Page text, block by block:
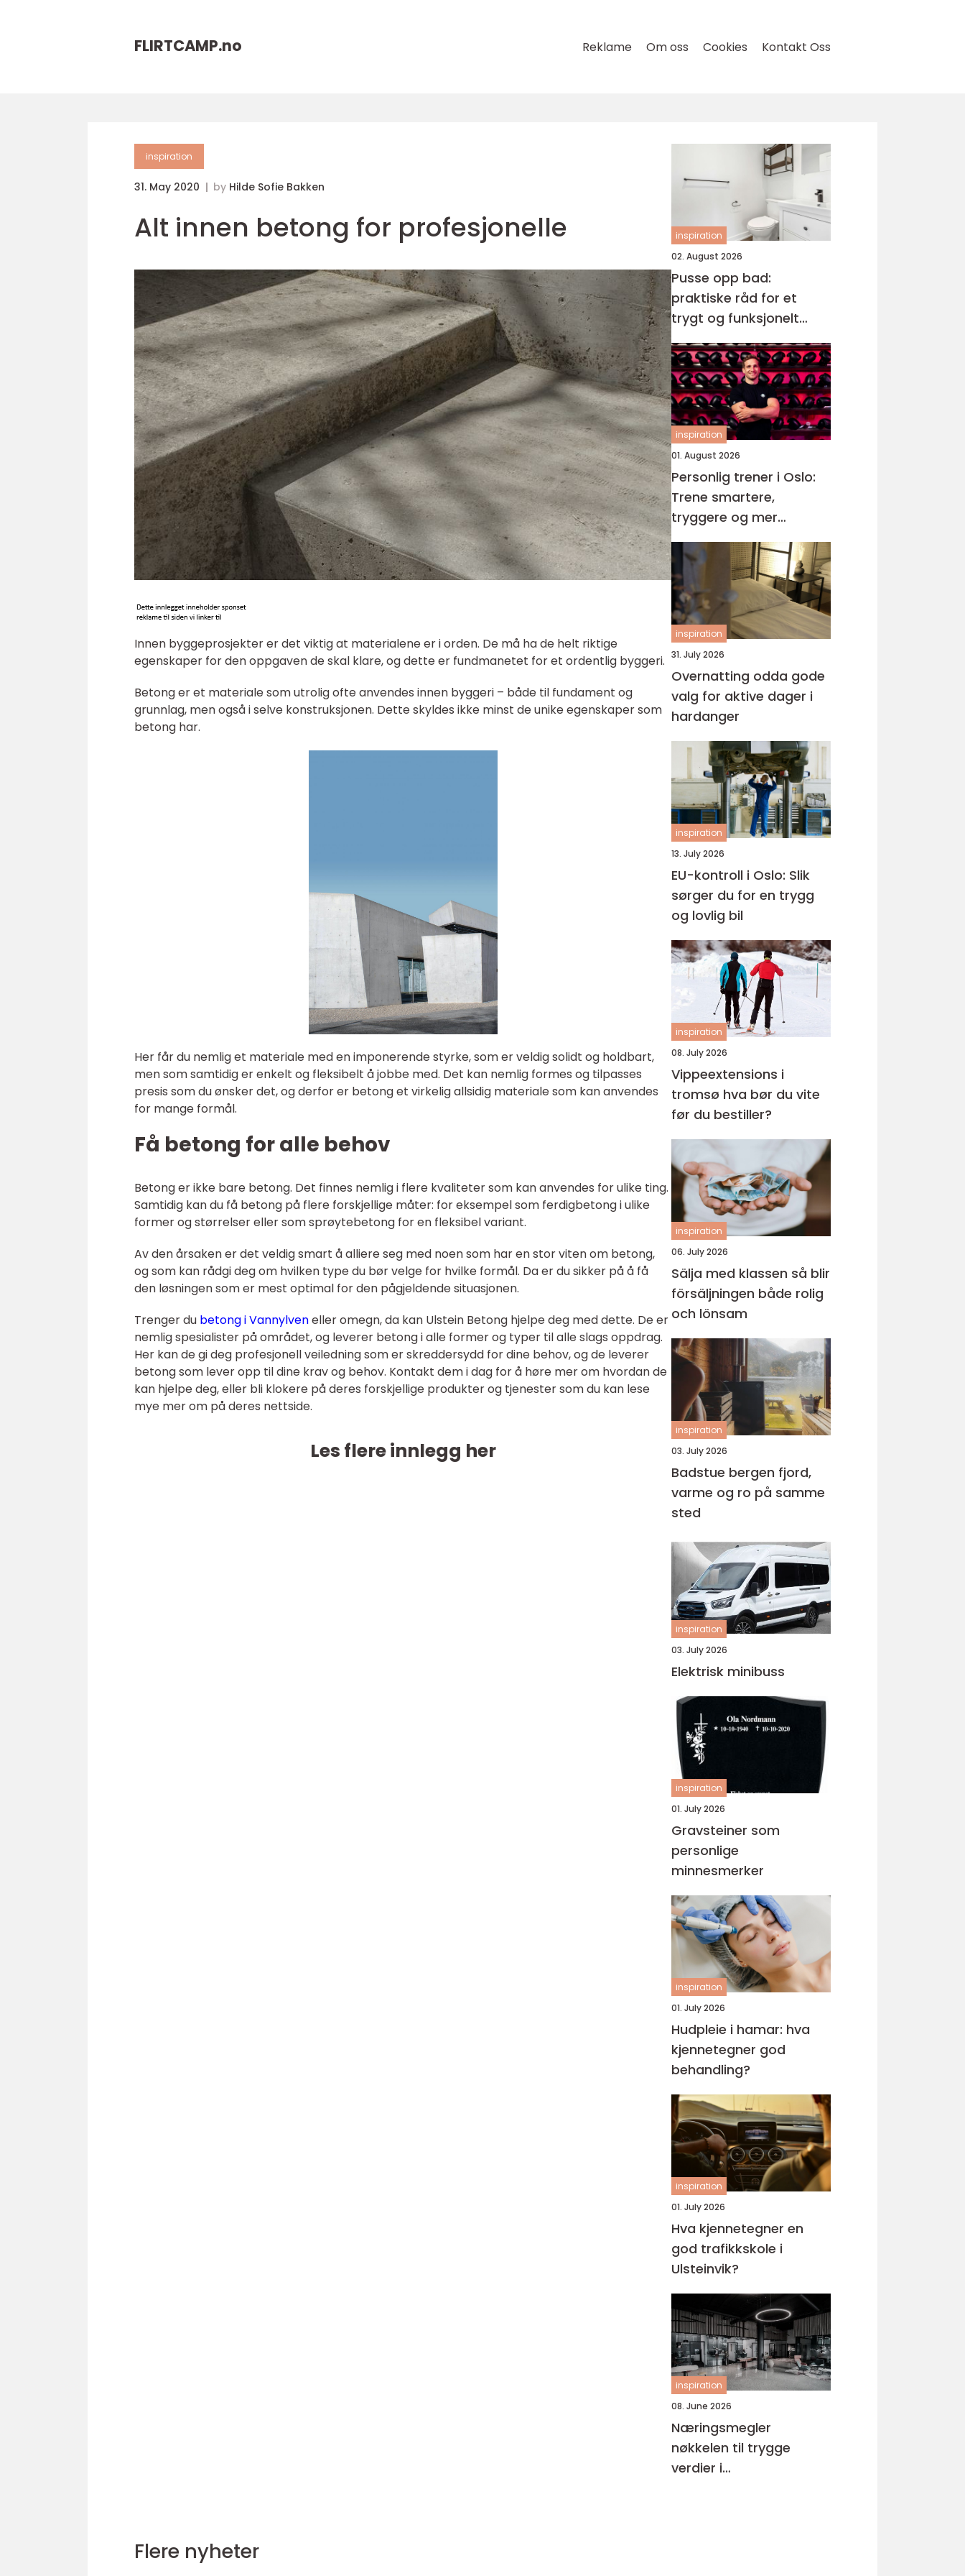
FLIRTCAMP.no Reklame Om oss Cookies Kontakt Oss
inspiration
31. May 2020 by Hilde Sofie Bakken
Alt innen betong for profesjonelle
Innen byggeprosjekter er det viktig at materialene er i orden. De må ha de helt riktige
egenskaper for den oppgaven de skal klare, og dette er fundmanetet for et ordentlig byggeri.
Betong er et materiale som utrolig ofte anvendes innen byggeri – både til fundament og
grunnlag, men også i selve konstruksjonen. Dette skyldes ikke minst de unike egenskaper som
betong har.
Her får du nemlig et materiale med en imponerende styrke, som er veldig solidt og holdbart,
men som samtidig er enkelt og fleksibelt å jobbe med. Det kan nemlig formes og tilpasses
presis som du ønsker det, og derfor er betong et virkelig allsidig materiale som kan anvendes
for mange formål.
Få betong for alle behov
Betong er ikke bare betong. Det finnes nemlig i flere kvaliteter som kan anvendes for ulike ting.
Samtidig kan du få betong på flere forskjellige måter: for eksempel som ferdigbetong i ulike
former og størrelser eller som sprøytebetong for en fleksibel variant.
Av den årsaken er det veldig smart å alliere seg med noen som har en stor viten om betong,
og som kan rådgi deg om hvilken type du bør velge for hvilke formål. Da er du sikker på å få
den løsningen som er mest optimal for den pågjeldende situasjonen.
Trenger du betong i Vannylveneller omegn, da kan Ulstein Betong hjelpe deg med dette. De er
nemlig spesialister på området, og leverer betong i alle former og typer til alle slags oppdrag.
Her kan de gi deg profesjonell veiledning som er skreddersydd for dine behov, og de leverer
betong som lever opp til dine krav og behov. Kontakt dem i dag for å høre mer om hvordan de
kan hjelpe deg, eller bli klokere på deres forskjellige produkter og tjenester som du kan lese
mye mer om på deres nettside.
Les flere innlegg her
inspiration
02. August 2026
Pusse opp bad:
praktiske råd for et
trygt og funksjonelt
våtrom
inspiration
01. August 2026
Personlig trener i Oslo:
Trene smartere,
tryggere og mer
målrettet
inspiration
31. July 2026
Overnatting odda gode
valg for aktive dager i
hardanger
inspiration
13. July 2026
EU-kontroll i Oslo: Slik
sørger du for en trygg
og lovlig bil
inspiration
08. July 2026
Vippeextensions i
tromsø hva bør du vite
før du bestiller?
inspiration
06. July 2026
Sälja med klassen så blir
försäljningen både rolig
och lönsam
inspiration
03. July 2026
Badstue bergen fjord,
varme og ro på samme
sted
inspiration
03. July 2026
Elektrisk minibuss
inspiration
01. July 2026
Gravsteiner som
personlige
minnesmerker
inspiration
01. July 2026
Hudpleie i hamar: hva
kjennetegner god
behandling?
inspiration
01. July 2026
Hva kjennetegner en
god trafikkskole i
Ulsteinvik?
inspiration
08. June 2026
Næringsmegler
nøkkelen til trygge
verdier i
Flere nyheter